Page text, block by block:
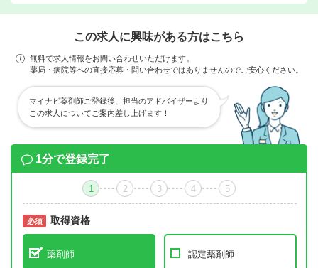
この求人に興味がある方はこちら
無料で求人情報をお問い合わせいただけます。
薬局・病院等への直接応募・問い合わせではありませんのでご安心ください。
マイナビ薬剤師ご登録後、担当のアドバイザーより
この求人についてご案内差し上げます！
1分で登録完了
1 2 3 4 5
必須 取得資格
薬剤師 認定薬剤師